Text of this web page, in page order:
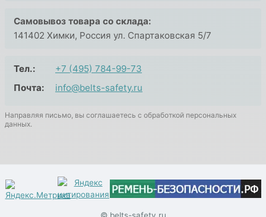
Самовывоз товара со склада:
141402 Химки, Россия ул. Спартаковская 5/7
Тел.:
+7 (495) 784-99-73
Почта:
info@belts-safety.ru
Направляя письмо, вы соглашаетесь с обработкой персональных
данных.